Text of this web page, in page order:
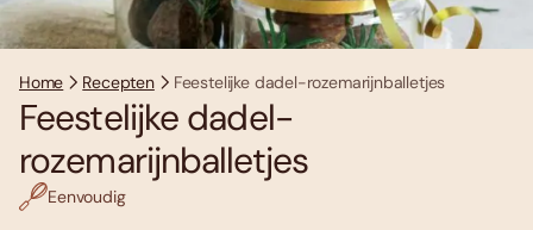
Home Recepten Feestelijke dadel-rozemarijnballetjes
Feestelijke dadel-
rozemarijnballetjes
Eenvoudig